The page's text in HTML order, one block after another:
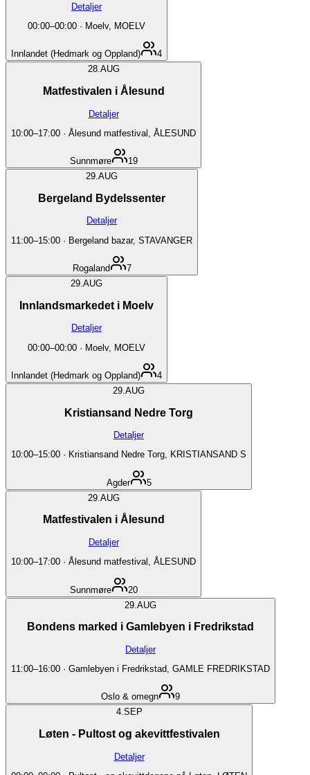
Detaljer
00:00–00:00 · Moelv, MOELV
Innlandet (Hedmark og Oppland)
4
28.AUG
Matfestivalen i Ålesund
Detaljer
10:00–17:00 · Ålesund matfestival, ÅLESUND
Sunnmøre
19
29.AUG
Bergeland Bydelssenter
Detaljer
11:00–15:00 · Bergeland bazar, STAVANGER
Rogaland
7
29.AUG
Innlandsmarkedet i Moelv
Detaljer
00:00–00:00 · Moelv, MOELV
Innlandet (Hedmark og Oppland)
4
29. AUG
Kristiansand Nedre Torg
Detaljer
10:00–15:00 · Kristiansand Nedre Torg, KRISTIANSAND S
Agder
5
29. AUG
Matfestivalen i Ålesund
Detaljer
10:00–17:00 · Ålesund matfestival, ÅLESUND
Sunnmøre
20
29. AUG
Bondens marked i Gamlebyen i Fredrikstad
Detaljer
11:00–16:00 · Gamlebyen i Fredrikstad, GAMLE FREDRIKSTAD
Oslo & omegn
9
4.SEP
Løten - Pultost og akevittfestivalen
Detaljer